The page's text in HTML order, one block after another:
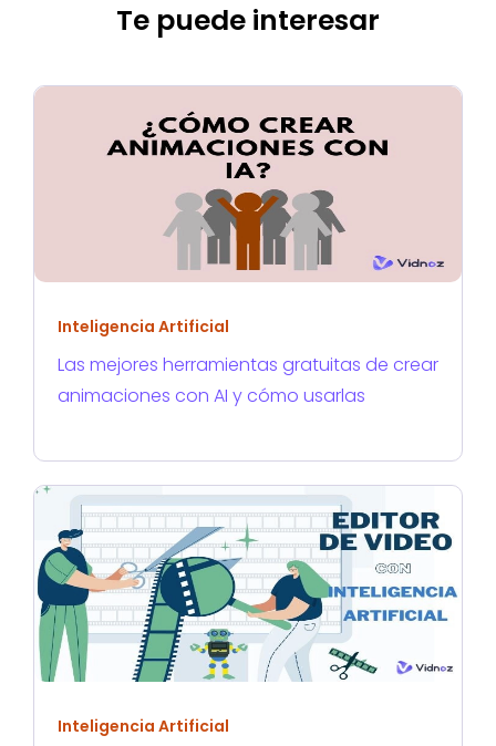
Te puede interesar
Inteligencia Artificial
Las mejores herramientas gratuitas de crear
animaciones con AI y cómo usarlas
Inteligencia Artificial